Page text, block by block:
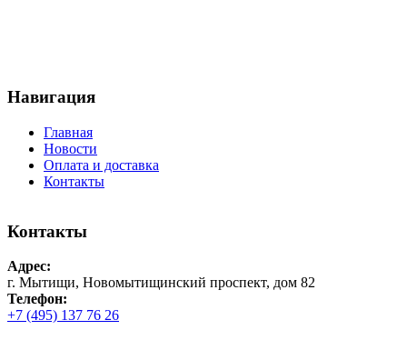
Навигация
Главная
Новости
Оплата и доставка
Контакты
Контакты
Адрес:
г. Мытищи, Новомытищинский проспект, дом 82
Телефон:
+7 (495) 137 76 26